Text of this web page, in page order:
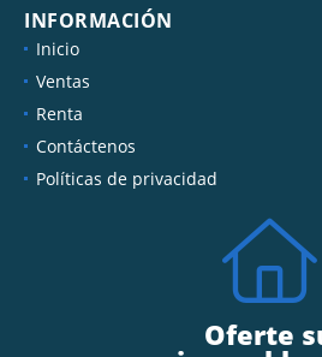
INFORMACIÓN
Inicio
Ventas
Renta
Contáctenos